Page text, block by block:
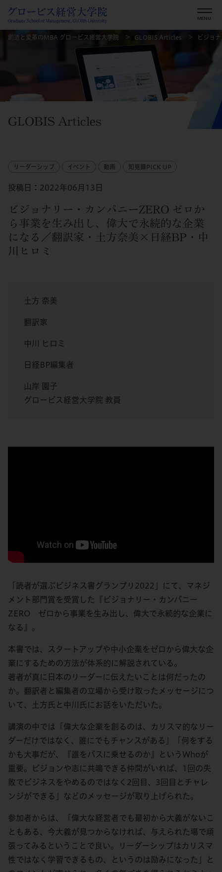
創造と変革のMBA グロービス経営大学院 GLOBIS Articles ビジョ
GLOBIS Articles
リーダーシップ イベント 動画 知見録PICK UP
投稿日：2022年06月13日
ビジョナリー・カンパニーZERO ゼロか
ら事業を生み出し、偉大で永続的な企業
になる／翻訳家・土方奈美×日経BP・中
川ヒロミ
土方 奈美
翻訳家
中川 ヒロミ
日経BP編集者
山岸 園子
グロービス経営大学院 教員
「読者が選ぶビジネス書グランプリ2022」にて、マネジ
メント部門賞を受賞した『ビジョナリー・カンパニー
ZERO ゼロから事業を生み出し、偉大で永続的な企業に
なる』。
本書では、スタートアップや中小企業をゼロから偉大な企
業にするための方法が体系的に解説されている。
著者が真に日本のリーダーに伝えたいことは何だったの
か。翻訳者と編集者の立場から受け取ったメッセージにつ
いて、土方氏と中川氏にお話をいただいた。
講演の中では「偉大な企業を創るのは、カリスマ的なリー
ダーだけではなく、誰にでもチャンスがある」「何をする
かも大事だが、『誰をバスに乗せるのか』というWhoが
重要。ビジョンや志に共鳴できる仲間がいれば、1回の失
敗でビジネスをやめるのではなく2回目、3回目とチャレ
ンジができる」などのメッセージが取り上げられた。
参加者からは、「偉大な経営者でも最初から大義がないこ
ともある、今大義が見つからなければ、与えられた場で頑
張ってみるということで良い。リーダーシップはカリスマ
性ではなく学習できるもの、というのは励みになった」と